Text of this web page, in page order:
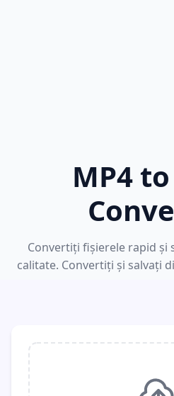
MP4 to
Convertiți fișierele rapid și
calitate. Convertiți și salvați